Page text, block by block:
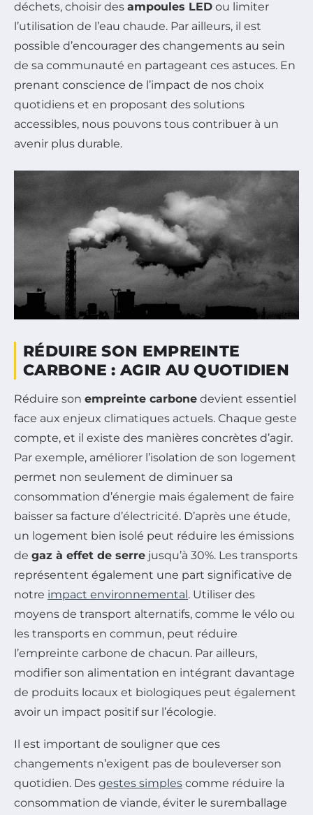
déchets, choisir des ampoules LED ou limiter
l’utilisation de l’eau chaude. Par ailleurs, il est
possible d’encourager des changements au sein
de sa communauté en partageant ces astuces. En
prenant conscience de l’impact de nos choix
quotidiens et en proposant des solutions
accessibles, nous pouvons tous contribuer à un
avenir plus durable.
RÉDUIRE SON EMPREINTE
CARBONE : AGIR AU QUOTIDIEN
Réduire son empreinte carbone devient essentiel
face aux enjeux climatiques actuels. Chaque geste
compte, et il existe des manières concrètes d’agir.
Par exemple, améliorer l’isolation de son logement
permet non seulement de diminuer sa
consommation d’énergie mais également de faire
baisser sa facture d’électricité. D’après une étude,
un logement bien isolé peut réduire les émissions
de gaz à effet de serre jusqu’à 30%. Les transports
représentent également une part significative de
notre impact environnemental . Utiliser des
moyens de transport alternatifs, comme le vélo ou
les transports en commun, peut réduire
l’empreinte carbone de chacun. Par ailleurs,
modifier son alimentation en intégrant davantage
de produits locaux et biologiques peut également
avoir un impact positif sur l’écologie.
Il est important de souligner que ces
changements n’exigent pas de bouleverser son
quotidien. Des gestes simples comme réduire la
consommation de viande, éviter le suremballage